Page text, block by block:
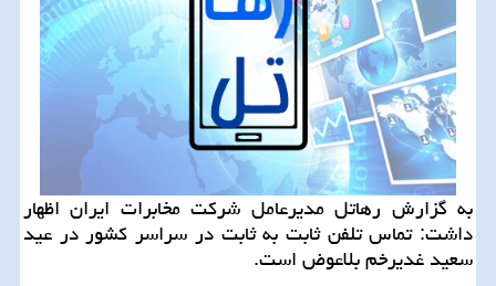
به گزارش رهاتل مدیرعامل شركت مخابرات ایران اظهار
داشت: تماس تلفن ثابت به ثابت در سراسر كشور در عید
سعید غدیرخم بلاعوض است.